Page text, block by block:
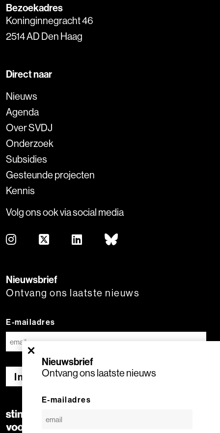
×
Nieuwsbrief
Ontvang ons laatste nieuws
E-mailadres
Bezoekadres
Koninginnegracht 46
2514 AD Den Haag
Direct naar
Nieuws
Agenda
Over SVDJ
Onderzoek
Subsidies
Gesteunde projecten
Kennis
Volg ons ook via social media
Nieuwsbrief
Ontvang ons laatste nieuws
E-mailadres
Inschrijven